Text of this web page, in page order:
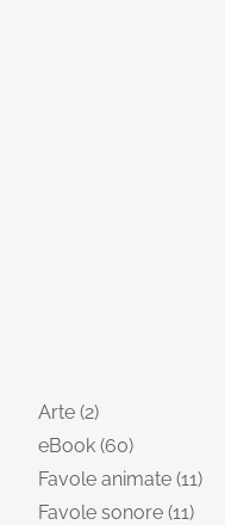
Arte 2
eBook 60
Favole animate 11
Favole sonore 11